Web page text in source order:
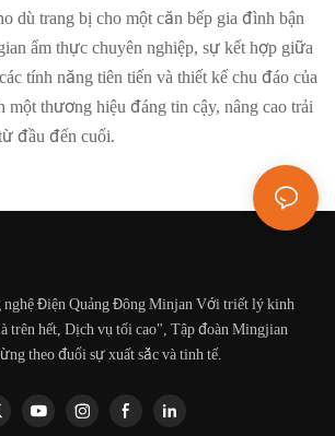
dù trang bị cho một căn bếp gia đình bận
ẩm thực chuyên nghiệp, sự kết hợp giữa
tính năng tiên tiến và thiết kế chu đáo của
thương hiệu đáng tin cậy, nâng cao trải
đầu đến cuối.
nghệ Điện Quảng Đông Minjan Với triết lý kinh
trên hết, Dịch vụ tối cao", Tập đoàn Mingjian
theo đuổi sự xuất sắc và tinh tế.